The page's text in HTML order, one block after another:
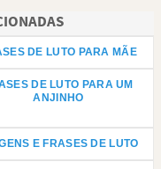
DE LUTO PARA MÃE
DE LUTO PARA UM
ANJINHO
E FRASES DE LUTO